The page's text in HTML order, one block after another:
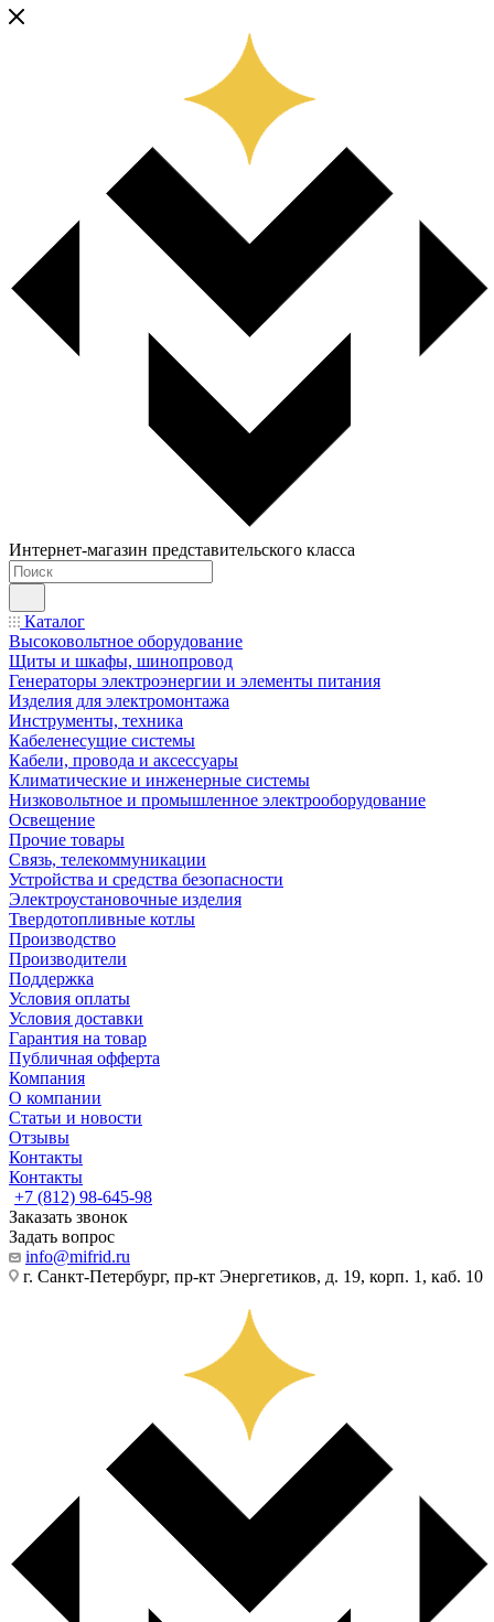
Интернет-магазин представительского класса
Каталог
Высоковольтное оборудование
Щиты и шкафы, шинопровод
Генераторы электроэнергии и элементы питания
Изделия для электромонтажа
Инструменты, техника
Кабеленесущие системы
Кабели, провода и аксессуары
Климатические и инженерные системы
Низковольтное и промышленное электрооборудование
Освещение
Прочие товары
Связь, телекоммуникации
Устройства и средства безопасности
Электроустановочные изделия
Твердотопливные котлы
Производство
Производители
Поддержка
Условия оплаты
Условия доставки
Гарантия на товар
Публичная офферта
Компания
О компании
Статьи и новости
Отзывы
Контакты
Контакты
+7 (812) 98-645-98
Заказать звонок
Задать вопрос
info@mifrid.ru
г. Санкт-Петербург, пр-кт Энергетиков, д. 19, корп. 1, каб. 10